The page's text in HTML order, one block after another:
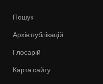
Пошук
Архів публікацій
Глосарій
Карта сайту